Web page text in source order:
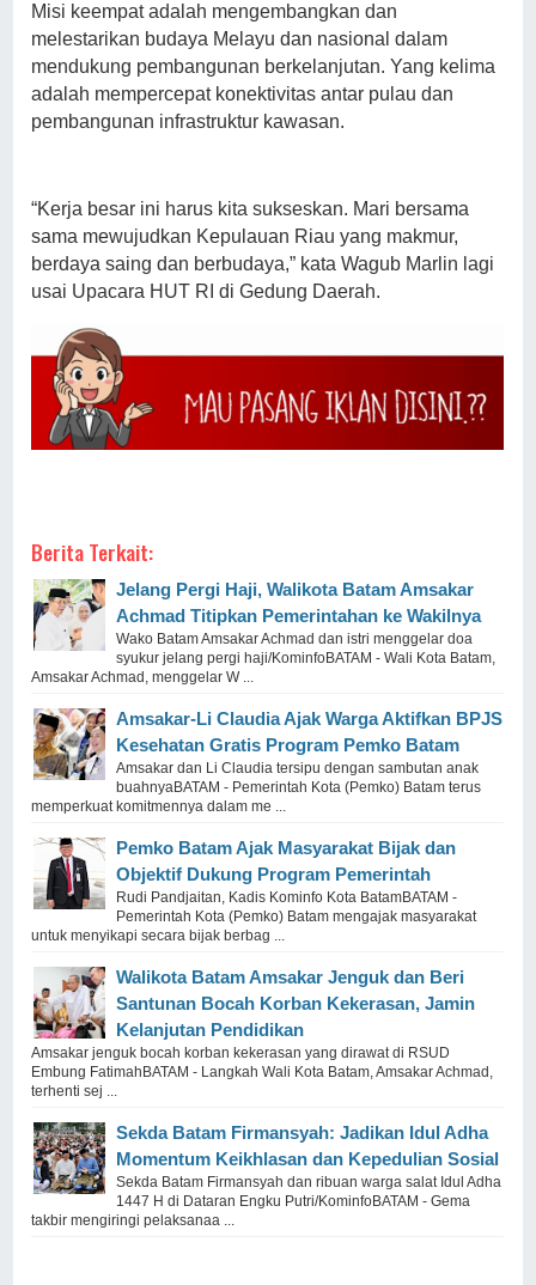
Misi keempat adalah mengembangkan dan
melestarikan budaya Melayu dan nasional dalam
mendukung pembangunan berkelanjutan. Yang kelima
adalah mempercepat konektivitas antar pulau dan
pembangunan infrastruktur kawasan.
“Kerja besar ini harus kita sukseskan. Mari bersama
sama mewujudkan Kepulauan Riau yang makmur,
berdaya saing dan berbudaya,” kata Wagub Marlin lagi
usai Upacara HUT RI di Gedung Daerah.
Berita Terkait:
Jelang Pergi Haji, Walikota Batam Amsakar
Achmad Titipkan Pemerintahan ke Wakilnya
Wako Batam Amsakar Achmad dan istri menggelar doa
syukur jelang pergi haji/KominfoBATAM - Wali Kota Batam,
Amsakar Achmad, menggelar W ...
Amsakar-Li Claudia Ajak Warga Aktifkan BPJS
Kesehatan Gratis Program Pemko Batam
Amsakar dan Li Claudia tersipu dengan sambutan anak
buahnyaBATAM - Pemerintah Kota (Pemko) Batam terus
memperkuat komitmennya dalam me ...
Pemko Batam Ajak Masyarakat Bijak dan
Objektif Dukung Program Pemerintah
Rudi Pandjaitan, Kadis Kominfo Kota BatamBATAM -
Pemerintah Kota (Pemko) Batam mengajak masyarakat
untuk menyikapi secara bijak berbag ...
Walikota Batam Amsakar Jenguk dan Beri
Santunan Bocah Korban Kekerasan, Jamin
Kelanjutan Pendidikan
Amsakar jenguk bocah korban kekerasan yang dirawat di RSUD
Embung FatimahBATAM - Langkah Wali Kota Batam, Amsakar Achmad,
terhenti sej ...
Sekda Batam Firmansyah: Jadikan Idul Adha
Momentum Keikhlasan dan Kepedulian Sosial
Sekda Batam Firmansyah dan ribuan warga salat Idul Adha
1447 H di Dataran Engku Putri/KominfoBATAM - Gema
takbir mengiringi pelaksanaa ...